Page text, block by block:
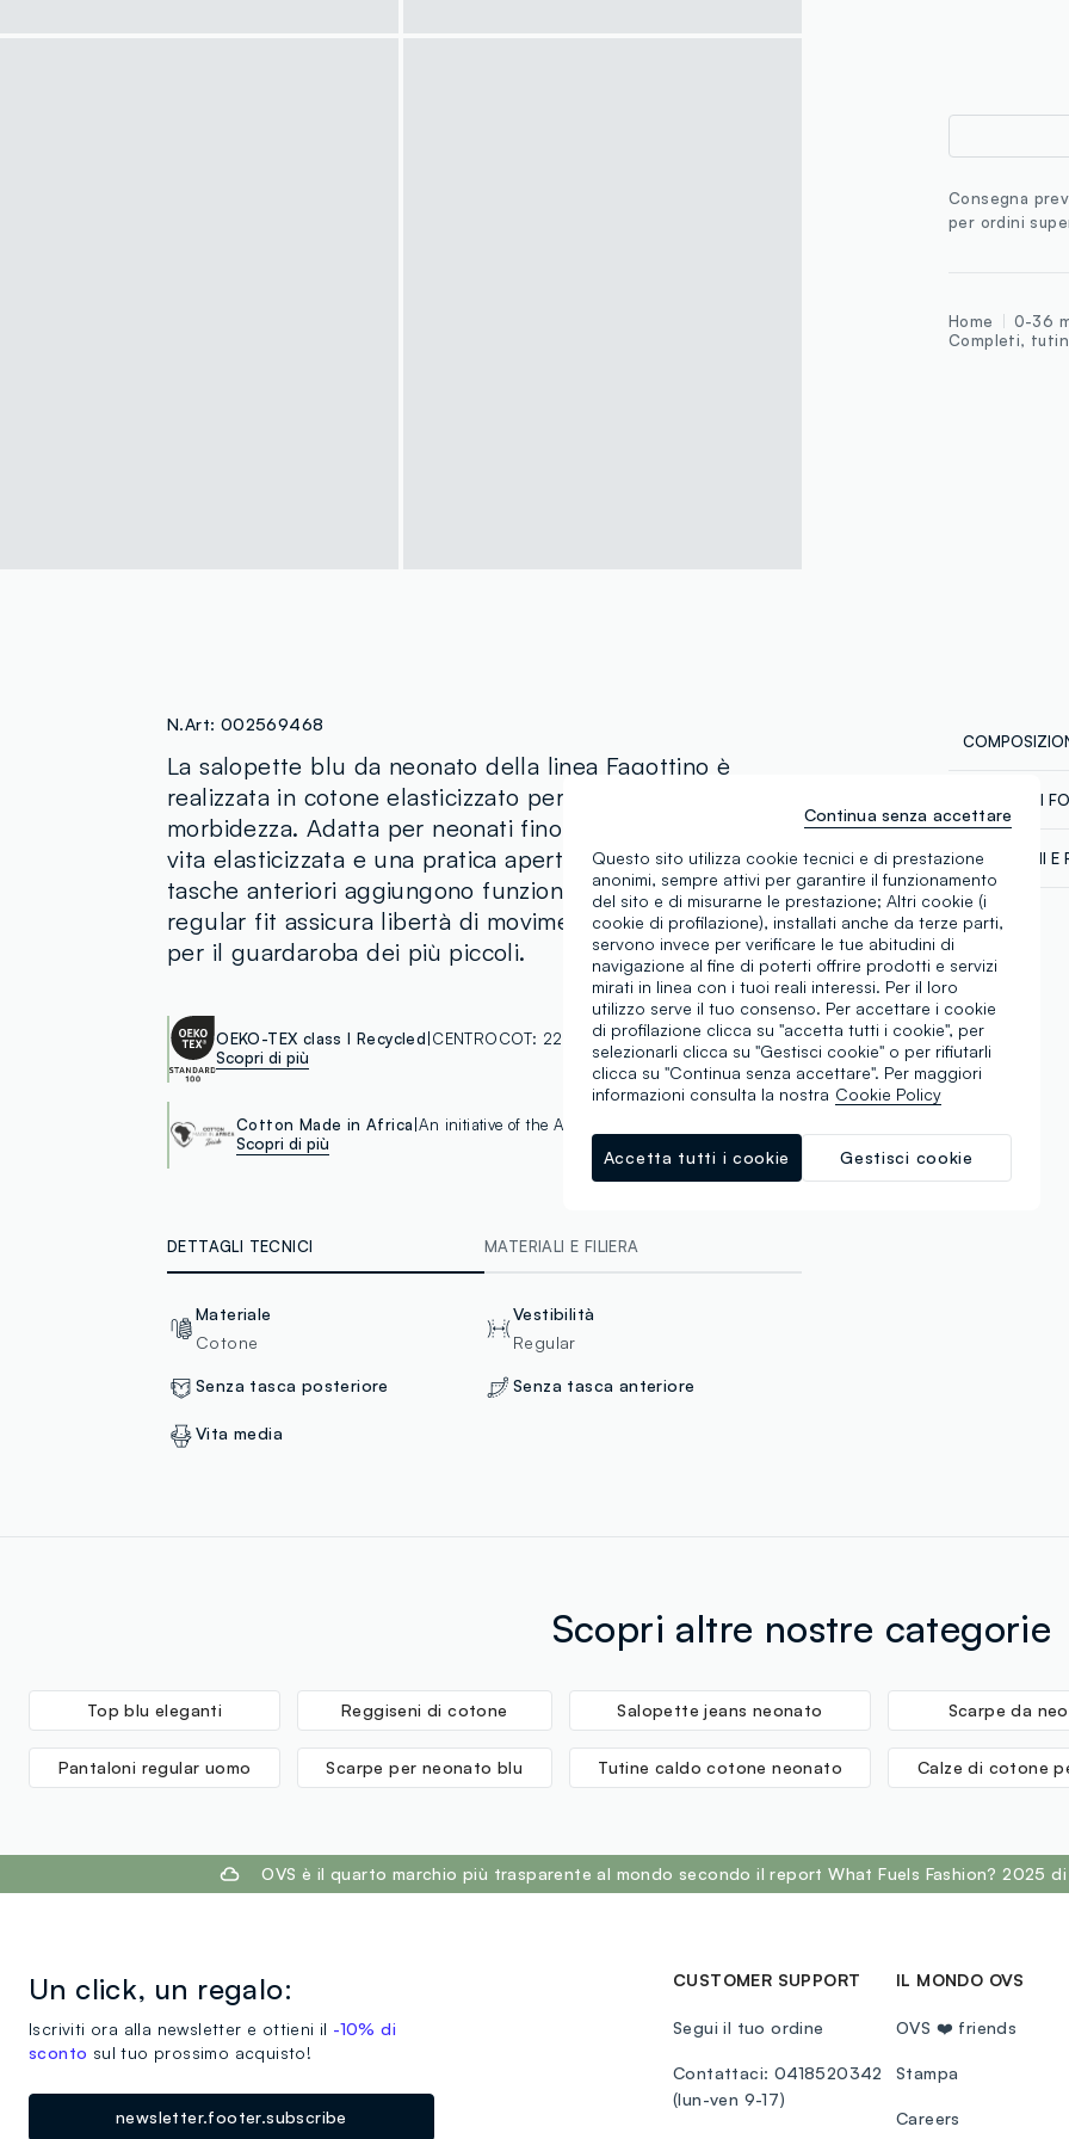
Consegna
per ordini
Home 0-36
Completi,
N.Art: 002569468
La salopette blu da neonato della linea Fagottino è
realizzata in cotone elasticizzato per garantire comfort e
morbidezza. Adatta per neonati fino a 36 mesi, offre una
vita elasticizzata e una pratica apertura con bottoni. Le
tasche anteriori aggiungono funzionalità, mentre il design
regular fit assicura libertà di movimento. Un capo ideale
per il guardaroba dei più piccoli.
OEKO-TEX class I Recycled CENTROCOT: 22CX00066
Scopri di più
Cotton Made in Africa An initiative of the Aid by Trade Foundation
Scopri di più
DETTAGLI TECNICI MATERIALI E FILIERA
Materiale
Cotone
Vestibilità
Regular
Senza tasca posteriore Senza tasca anteriore
Vita media
CATENA DI
NEXTGEN
MADE IN
SPEDIZIONI E
Spedizione
€60.
tuoi prodotti
Scopri altre nostre categorie
Top blu eleganti Reggiseni di cotone Salopette jeans neonato Scarpe da
Pantaloni regular uomo Scarpe per neonato blu Tutine caldo cotone neonato Calze di cotone
OVS è il quarto marchio più trasparente al mondo secondo il report What Fuels Fashion? 2025 di
Un click, un regalo:
Iscriviti ora alla newsletter e ottieni il -10% di
sconto sul tuo prossimo acquisto!
newsletter.footer.subscribe
CUSTOMER SUPPORT
Segui il tuo ordine
Contattaci: 0418520342
(lun-ven 9-17)
IL MONDO OVS
OVS ❤️ friends
Stampa
Careers
Questo sito utilizza cookie tecnici e di prestazione
anonimi, sempre attivi per garantire il funzionamento
del sito e di misurarne le prestazione; Altri cookie (i
cookie di profilazione), installati anche da terze parti,
servono invece per verificare le tue abitudini di
navigazione al fine di poterti offrire prodotti e servizi
mirati in linea con i tuoi reali interessi. Per il loro
utilizzo serve il tuo consenso. Per accettare i cookie
di profilazione clicca su "accetta tutti i cookie", per
selezionarli clicca su "Gestisci cookie" o per rifiutarli
clicca su "Continua senza accettare". Per maggiori
informazioni consulta la nostra Cookie Policy
Gestisci cookie
Accetta tutti i cookie
Continua senza accettare